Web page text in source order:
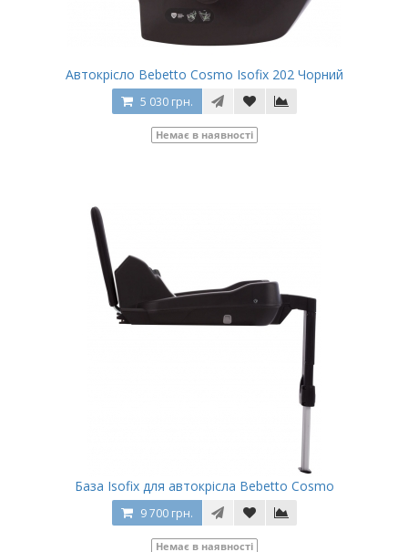
Автокрісло Bebetto Cosmo Isofix 202 Чорний
5 030 грн.
Немає в наявності
База Isofix для автокрісла Bebetto Cosmo
9 700 грн.
Немає в наявності